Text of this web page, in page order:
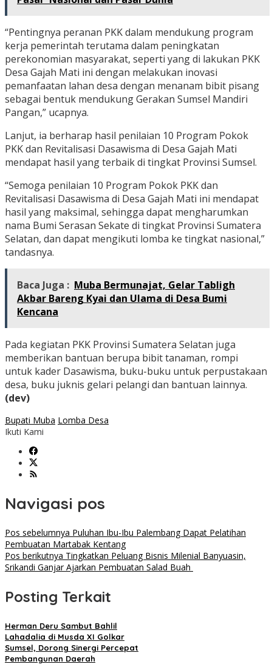
“Pentingnya peranan PKK dalam mendukung program
kerja pemerintah terutama dalam peningkatan
perekonomian masyarakat, seperti yang di lakukan PKK
Desa Gajah Mati ini dengan melakukan inovasi
pemanfaatan lahan desa dengan menanam bibit pisang
sebagai bentuk mendukung Gerakan Sumsel Mandiri
Pangan,” ucapnya.
Lanjut, ia berharap hasil penilaian 10 Program Pokok
PKK dan Revitalisasi Dasawisma di Desa Gajah Mati
mendapat hasil yang terbaik di tingkat Provinsi Sumsel.
“Semoga penilaian 10 Program Pokok PKK dan
Revitalisasi Dasawisma di Desa Gajah Mati ini mendapat
hasil yang maksimal, sehingga dapat mengharumkan
nama Bumi Serasan Sekate di tingkat Provinsi Sumatera
Selatan, dan dapat mengikuti lomba ke tingkat nasional,”
tandasnya.
Baca Juga : Muba Bermunajat, Gelar Tabligh
Akbar Bareng Kyai dan Ulama di Desa Bumi
Kencana
Pada kegiatan PKK Provinsi Sumatera Selatan juga
memberikan bantuan berupa bibit tanaman, rompi
untuk kader Dasawisma, buku-buku untuk perpustakaan
desa, buku juknis gelari pelangi dan bantuan lainnya.
(dev)
Bupati Muba Lomba Desa
Ikuti Kami
Navigasi pos
Pos sebelumnya Puluhan Ibu-Ibu Palembang Dapat Pelatihan
Pembuatan Martabak Kentang
Pos berikutnya Tingkatkan Peluang Bisnis Milenial Banyuasin,
Srikandi Ganjar Ajarkan Pembuatan Salad Buah
Posting Terkait
Herman Deru Sambut Bahlil
Lahadalia di Musda XI Golkar
Sumsel, Dorong Sinergi Percepat
Pembangunan Daerah